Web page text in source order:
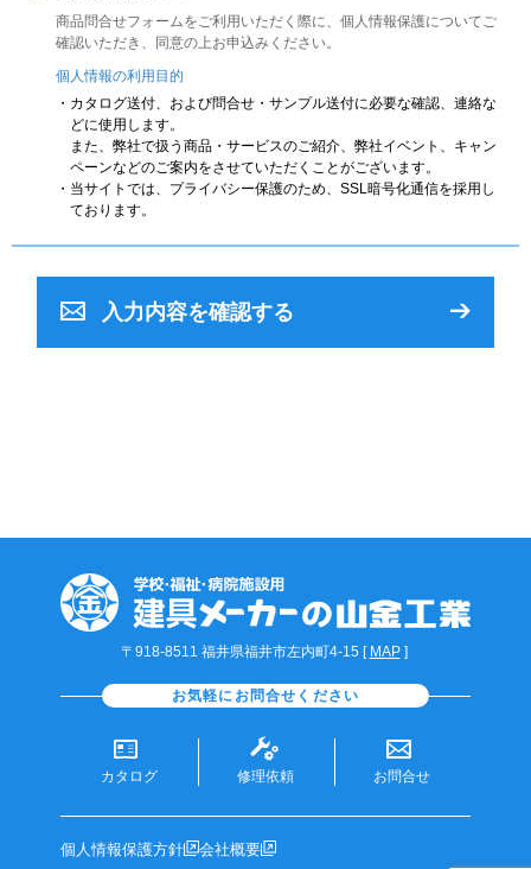
商品問合せフォームをご利用いただく際に、個人情報保護についてご
確認いただき、同意の上お申込みください。
個人情報の利用目的
・カタログ送付、および問合せ・サンプル送付に必要な確認、連絡な
どに使用します。
また、弊社で扱う商品・サービスのご紹介、弊社イベント、キャン
ペーンなどのご案内をさせていただくことがございます。
・当サイトでは、プライバシー保護のため、SSL暗号化通信を採用し
ております。
〒918-8511 福井県福井市左内町4-15 [ MAP]
お気軽にお問合せください
カタログ 修理依頼 お問合せ
個人情報保護方針 会社概要